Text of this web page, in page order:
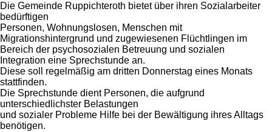
Die Gemeinde Ruppichteroth bietet über ihren Sozialarbeiter
bedürftigen
Personen, Wohnungslosen, Menschen mit
Migrationshintergrund und zugewiesenen Flüchtlingen im
Bereich der psychosozialen Betreuung und sozialen
Integration eine Sprechstunde an.
Diese soll regelmäßig am dritten Donnerstag eines Monats
stattfinden.
Die Sprechstunde dient Personen, die aufgrund
unterschiedlichster Belastungen
und sozialer Probleme Hilfe bei der Bewältigung ihres Alltags
benötigen.